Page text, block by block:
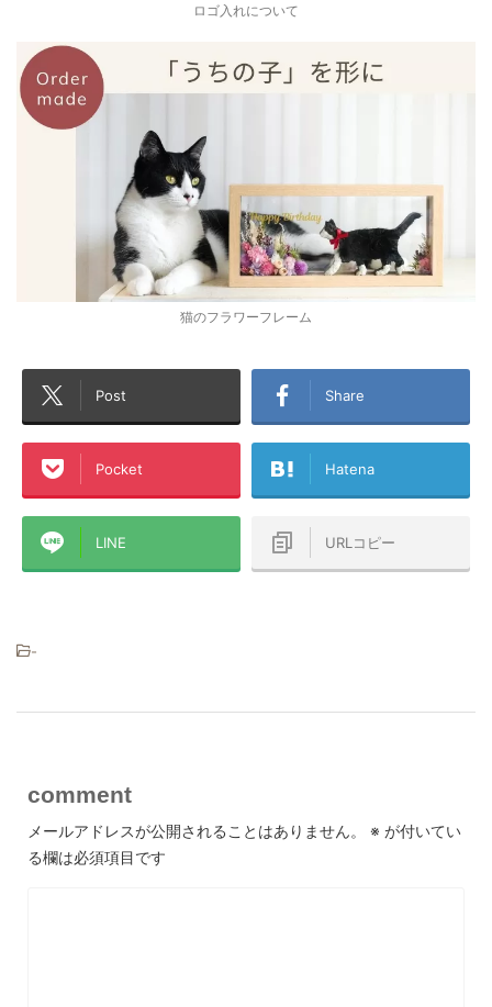
ロゴ入れについて
猫のフラワーフレーム
Post Share
Pocket Hatena
LINE URLコピー
-
comment
メールアドレスが公開されることはありません。 ※ が付いてい
る欄は必須項目です